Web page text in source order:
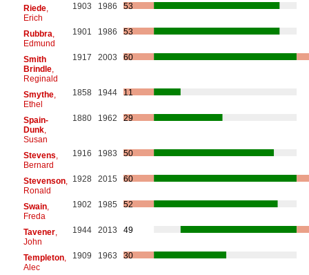
Riede,
Erich
1903 1986 53
Rubbra
Edmund
1901 1986 53
Smith
Brindle,
Reginald
1917 2003 60
Smythe,
Ethel
1858 1944 11
Spain-
Dunk,
Susan
1880 1962 29
Stevens
Bernard
1916 1983 50
Stevenson,
Ronald
1928 2015 60
Swain,
Freda
1902 1985 52
Tavener,
John
1944 2013 49
Templeton,
Alec
1909 1963 30